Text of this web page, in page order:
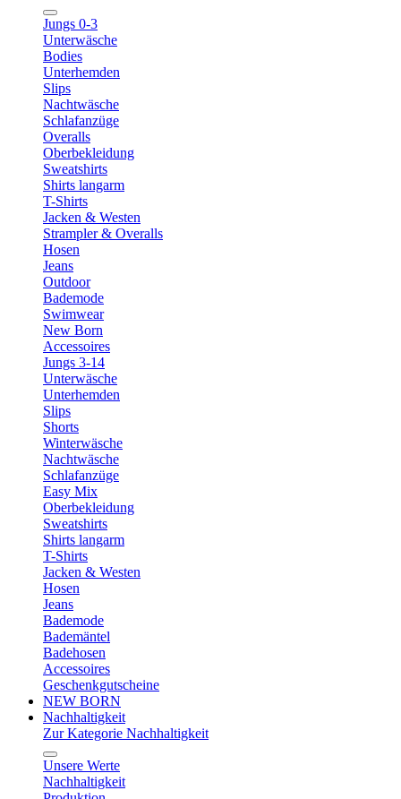
Jungs 0-3
Unterwäsche
Bodies
Unterhemden
Slips
Nachtwäsche
Schlafanzüge
Overalls
Oberbekleidung
Sweatshirts
Shirts langarm
T-Shirts
Jacken & Westen
Strampler & Overalls
Hosen
Jeans
Outdoor
Bademode
Swimwear
New Born
Accessoires
Jungs 3-14
Unterwäsche
Unterhemden
Slips
Shorts
Winterwäsche
Nachtwäsche
Schlafanzüge
Easy Mix
Oberbekleidung
Sweatshirts
Shirts langarm
T-Shirts
Jacken & Westen
Hosen
Jeans
Bademode
Bademäntel
Badehosen
Accessoires
Geschenkgutscheine
NEW BORN
Nachhaltigkeit
Zur Kategorie Nachhaltigkeit
Unsere Werte
Nachhaltigkeit